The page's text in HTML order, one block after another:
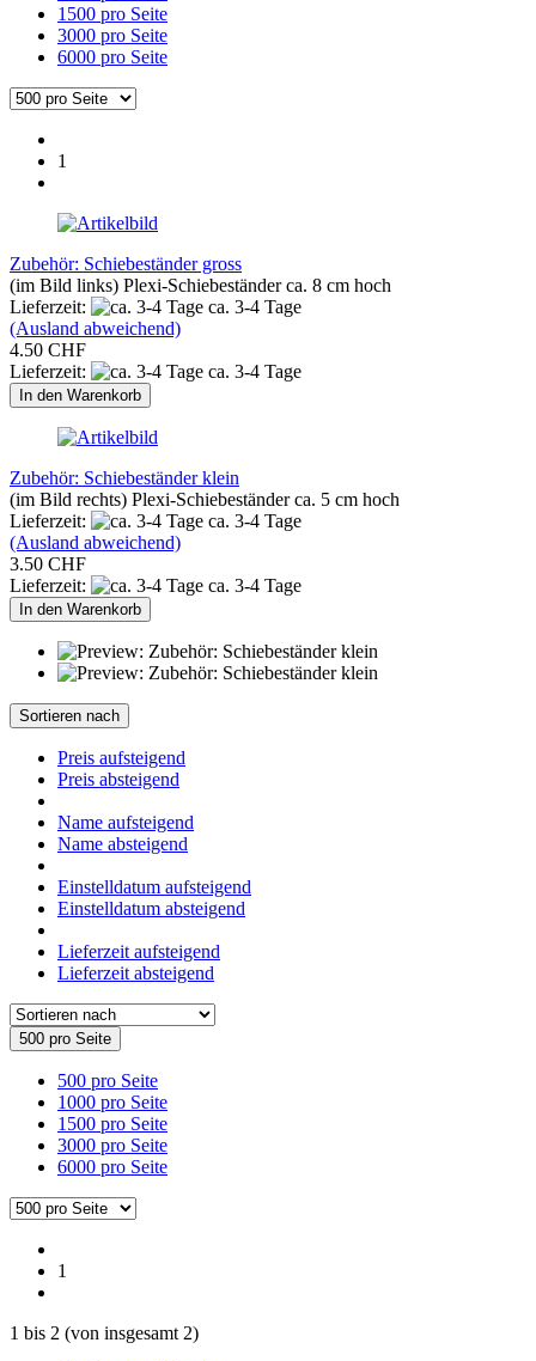
1500 pro Seite
3000 pro Seite
6000 pro Seite
1
Zubehör: Schiebeständer gross
(im Bild links) Plexi-Schiebeständer ca. 8 cm hoch
Lieferzeit:
ca. 3-4 Tage
(Ausland abweichend)
4.50 CHF
Lieferzeit:
ca. 3-4 Tage
In den Warenkorb
Zubehör: Schiebeständer klein
(im Bild rechts) Plexi-Schiebeständer ca. 5 cm hoch
Lieferzeit:
ca. 3-4 Tage
(Ausland abweichend)
3.50 CHF
Lieferzeit:
ca. 3-4 Tage
In den Warenkorb
Sortieren nach
Preis aufsteigend
Preis absteigend
Name aufsteigend
Name absteigend
Einstelldatum aufsteigend
Einstelldatum absteigend
Lieferzeit aufsteigend
Lieferzeit absteigend
500 pro Seite
500 pro Seite
1000 pro Seite
1500 pro Seite
3000 pro Seite
6000 pro Seite
1
1 bis 2 (von insgesamt 2)